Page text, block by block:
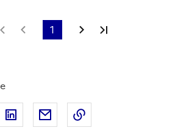
Première page
Page précédente
1 Page suivante
Facebook
sur X
Partager sur LinkedIn
Partager par email